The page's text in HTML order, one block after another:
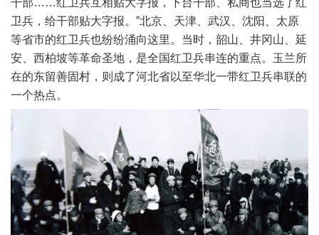
干部……红卫兵互相贴大字报，下台干部、私商也当选了红
卫兵，给干部贴大字报。”北京、天津、武汉、沈阳、太原
等省市的红卫兵也纷纷涌向这里。当时，韶山、井冈山、延
安、西柏坡等革命圣地，是全国红卫兵串连的重点。玉兰所
在的东留善固村，则成了河北省以至华北一带红卫兵串联的
一个热点。